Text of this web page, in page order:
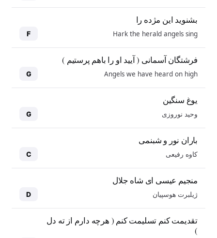
بشنوید این مژده را
Hark the herald angels sing
F
فرشتگان آسمانی ( آیید او را باهم پرستیم )
Angels we have heard on high
G
یوغ سنگین
وحید نوروزی G
باران نور و شبنمی
کاوه رفیعی C
منجیم عیسی ای شاه جلال
ژیلبرت هوسپیان D
تقدیمت کنم تسلیمت کنم ( هرچه دارم از ته دل
)